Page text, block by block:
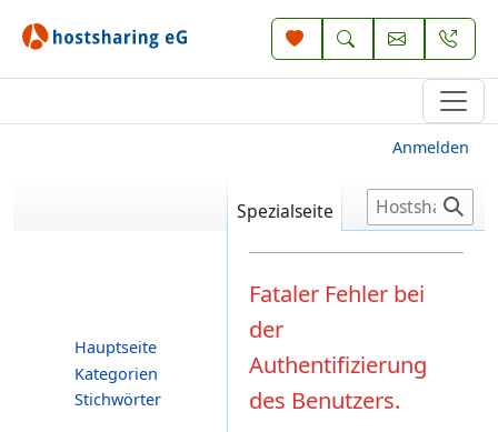
Zur
Navigation
springen
Zur
Suche
springen
Fataler Fehler bei
der
Authentifizierung
des Benutzers.
Anmelden
Spezialseite
S
u
c
h
Hauptseite
Kategorien
Stichwörter